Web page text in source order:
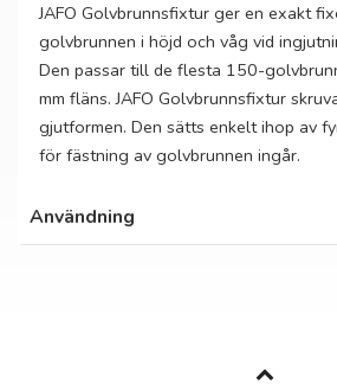
JAFO Golvbrunnsfixtur ger en exakt
golvbrunnen i höjd och våg vid
Den passar till de flesta 150-
mm fläns. JAFO Golvbrunnsfixtur
gjutformen. Den sätts enkelt ihop av
för fästning av golvbrunnen ingår.
Användning